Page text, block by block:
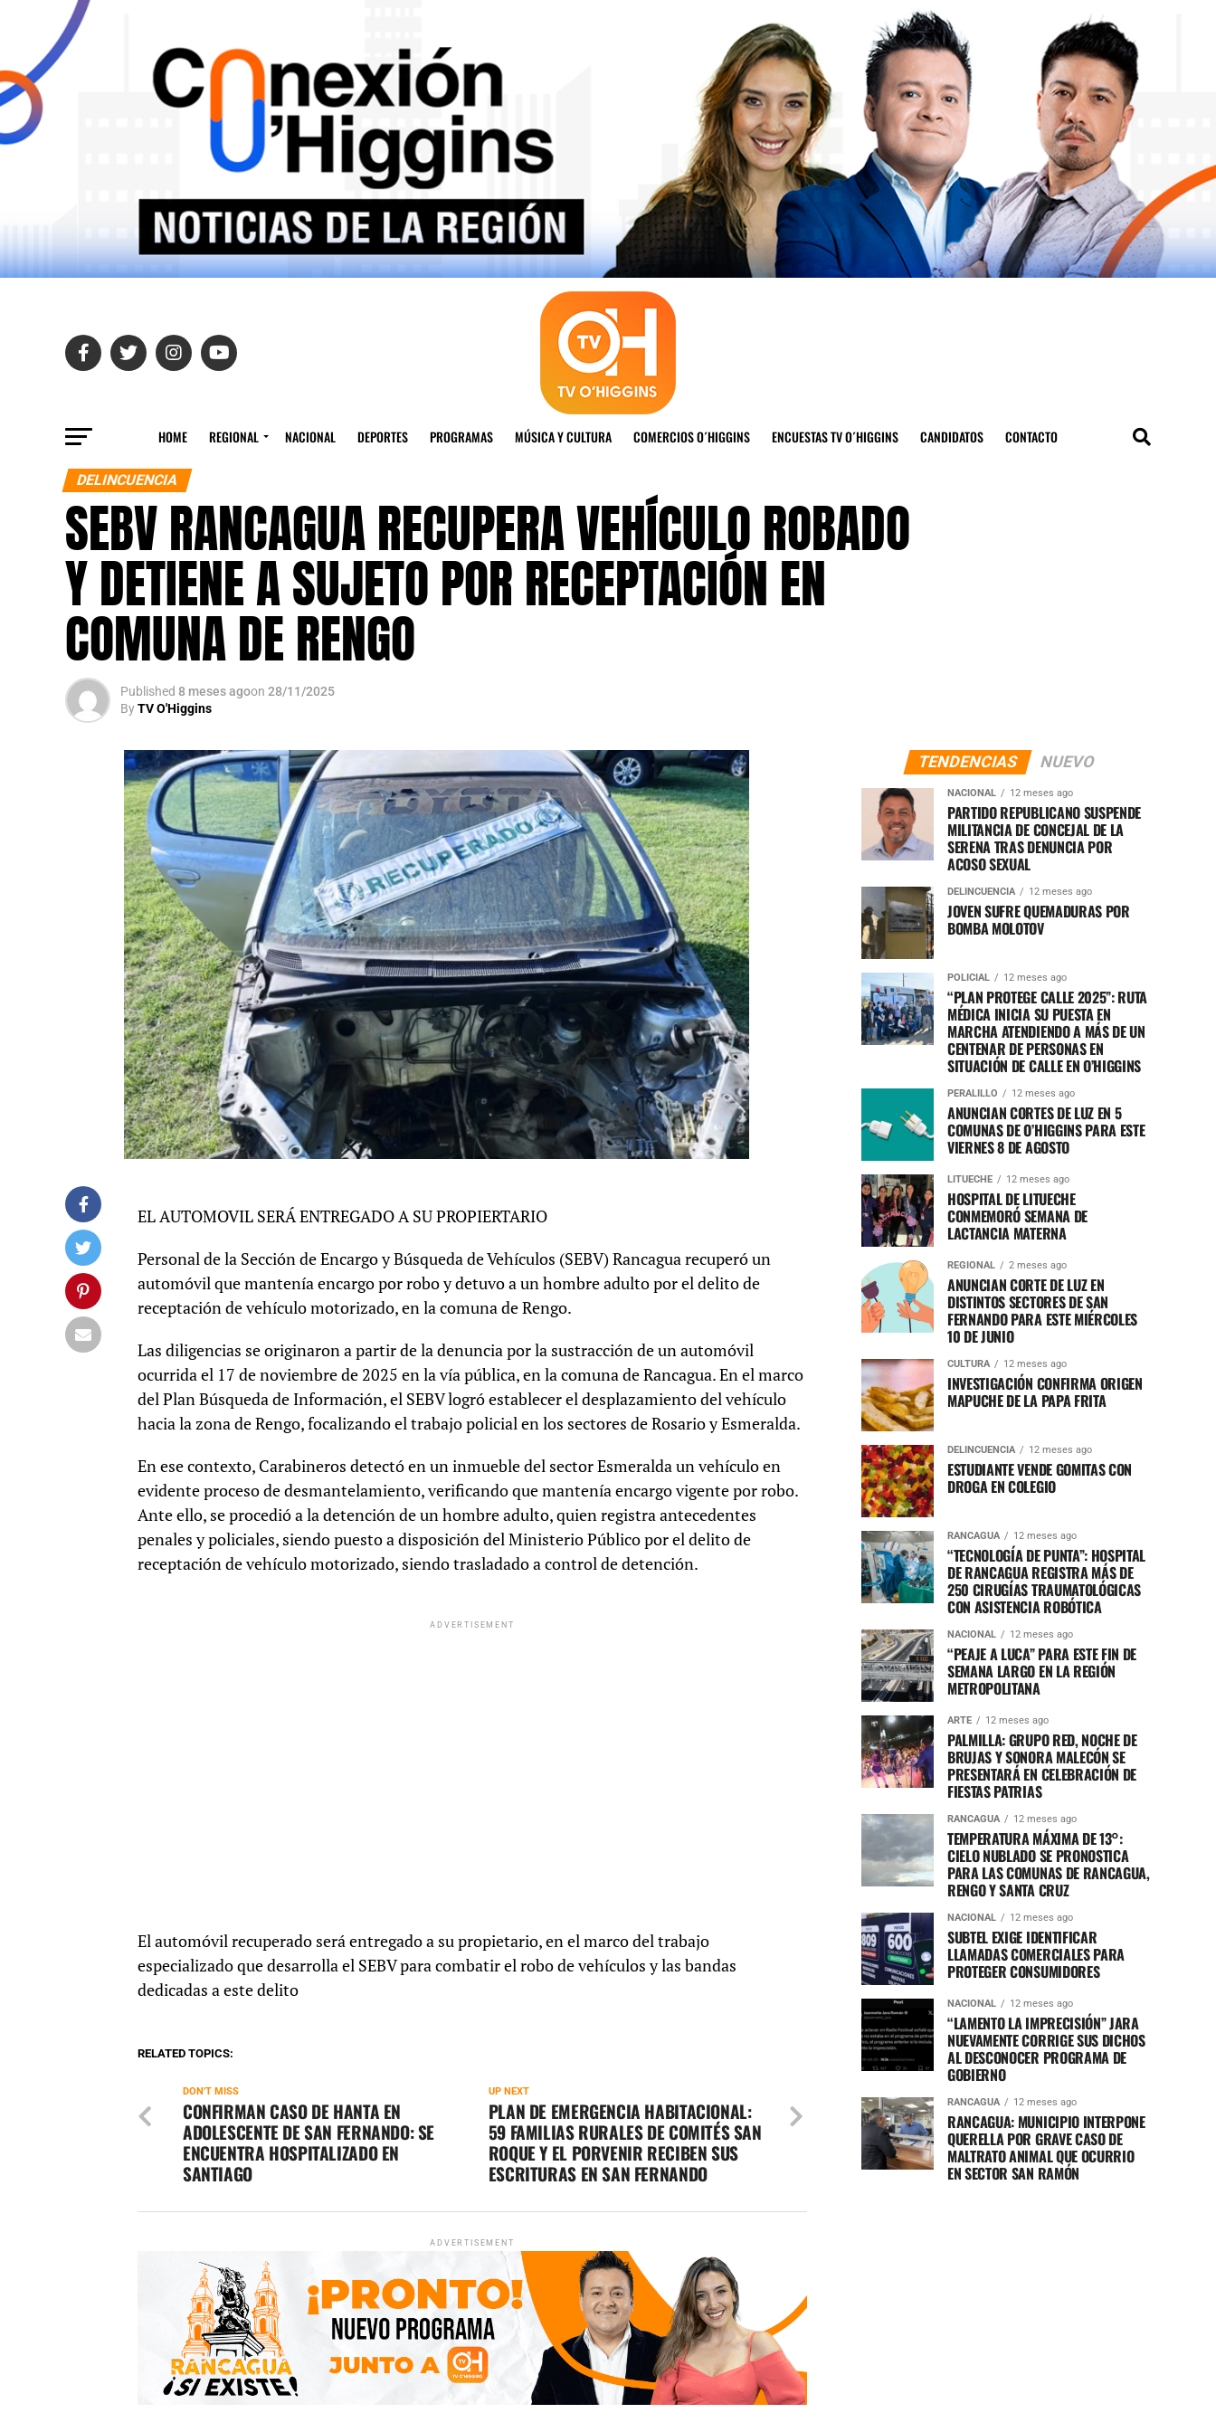
HOME REGIONAL NACIONAL DEPORTES PROGRAMAS MÚSICA Y CULTURA COMERCIOS O´HIGGINS ENCUESTAS TV O´HIGGINS CANDIDATOS CONTACTO
DELINCUENCIA
SEBV RANCAGUA RECUPERA VEHÍCULO ROBADO
Y DETIENE A SUJETO POR RECEPTACIÓN EN
COMUNA DE RENGO
Published 8 meses agoon 28/11/2025
ByTV O'Higgins
EL AUTOMOVIL SERÁ ENTREGADO A SU PROPIERTARIO
Personal de la Sección de Encargo y Búsqueda de Vehículos (SEBV) Rancagua recuperó un
automóvil que mantenía encargo por robo y detuvo a un hombre adulto por el delito de
receptación de vehículo motorizado, en la comuna de Rengo.
Las diligencias se originaron a partir de la denuncia por la sustracción de un automóvil
ocurrida el 17 de noviembre de 2025 en la vía pública, en la comuna de Rancagua. En el marco
del Plan Búsqueda de Información, el SEBV logró establecer el desplazamiento del vehículo
hacia la zona de Rengo, focalizando el trabajo policial en los sectores de Rosario y Esmeralda.
En ese contexto, Carabineros detectó en un inmueble del sector Esmeralda un vehículo en
evidente proceso de desmantelamiento, verificando que mantenía encargo vigente por robo.
Ante ello, se procedió a la detención de un hombre adulto, quien registra antecedentes
penales y policiales, siendo puesto a disposición del Ministerio Público por el delito de
receptación de vehículo motorizado, siendo trasladado a control de detención.
ADVERTISEMENT
El automóvil recuperado será entregado a su propietario, en el marco del trabajo
especializado que desarrolla el SEBV para combatir el robo de vehículos y las bandas
dedicadas a este delito
RELATED TOPICS:
UP NEXT
PLAN DE EMERGENCIA HABITACIONAL:
59 FAMILIAS RURALES DE COMITÉS SAN
ROQUE Y EL PORVENIR RECIBEN SUS
ESCRITURAS EN SAN FERNANDO
DON'T MISS
CONFIRMAN CASO DE HANTA EN
ADOLESCENTE DE SAN FERNANDO: SE
ENCUENTRA HOSPITALIZADO EN
SANTIAGO
ADVERTISEMENT
TENDENCIAS NUEVO
NACIONAL 12 meses ago
PARTIDO REPUBLICANO SUSPENDE
MILITANCIA DE CONCEJAL DE LA
SERENA TRAS DENUNCIA POR
ACOSO SEXUAL
DELINCUENCIA 12 meses ago
JOVEN SUFRE QUEMADURAS POR
BOMBA MOLOTOV
POLICIAL 12 meses ago
“PLAN PROTEGE CALLE 2025”: RUTA
MÉDICA INICIA SU PUESTA EN
MARCHA ATENDIENDO A MÁS DE UN
CENTENAR DE PERSONAS EN
SITUACIÓN DE CALLE EN O’HIGGINS
PERALILLO 12 meses ago
ANUNCIAN CORTES DE LUZ EN 5
COMUNAS DE O’HIGGINS PARA ESTE
VIERNES 8 DE AGOSTO
LITUECHE 12 meses ago
HOSPITAL DE LITUECHE
CONMEMORÓ SEMANA DE
LACTANCIA MATERNA
REGIONAL 2 meses ago
ANUNCIAN CORTE DE LUZ EN
DISTINTOS SECTORES DE SAN
FERNANDO PARA ESTE MIÉRCOLES
10 DE JUNIO
CULTURA 12 meses ago
INVESTIGACIÓN CONFIRMA ORIGEN
MAPUCHE DE LA PAPA FRITA
DELINCUENCIA 12 meses ago
ESTUDIANTE VENDE GOMITAS CON
DROGA EN COLEGIO
RANCAGUA 12 meses ago
“TECNOLOGÍA DE PUNTA”: HOSPITAL
DE RANCAGUA REGISTRA MÁS DE
250 CIRUGÍAS TRAUMATOLÓGICAS
CON ASISTENCIA ROBÓTICA
NACIONAL 12 meses ago
“PEAJE A LUCA” PARA ESTE FIN DE
SEMANA LARGO EN LA REGIÓN
METROPOLITANA
ARTE 12 meses ago
PALMILLA: GRUPO RED, NOCHE DE
BRUJAS Y SONORA MALECÓN SE
PRESENTARÁ EN CELEBRACIÓN DE
FIESTAS PATRIAS
RANCAGUA 12 meses ago
TEMPERATURA MÁXIMA DE 13°:
CIELO NUBLADO SE PRONOSTICA
PARA LAS COMUNAS DE RANCAGUA,
RENGO Y SANTA CRUZ
NACIONAL 12 meses ago
SUBTEL EXIGE IDENTIFICAR
LLAMADAS COMERCIALES PARA
PROTEGER CONSUMIDORES
NACIONAL 12 meses ago
“LAMENTO LA IMPRECISIÓN” JARA
NUEVAMENTE CORRIGE SUS DICHOS
AL DESCONOCER PROGRAMA DE
GOBIERNO
RANCAGUA 12 meses ago
RANCAGUA: MUNICIPIO INTERPONE
QUERELLA POR GRAVE CASO DE
MALTRATO ANIMAL QUE OCURRIO
EN SECTOR SAN RAMÓN